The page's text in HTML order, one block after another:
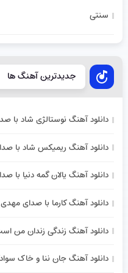
سنتی
جدیدترین آهنگ ها
دانلود آهنگ نوستالژی شاد با
دانلود آهنگ ریمیکس شاد با
دانلود آهنگ یالان گمه دنیا با
دانلود آهنگ کارما با صدای
دانلود آهنگ زندگی زندان من
دانلود آهنگ جان ننا و خاک